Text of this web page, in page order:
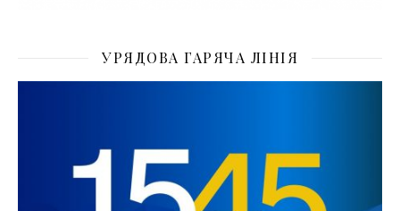
УРЯДОВА ГАРЯЧА ЛІНІЯ